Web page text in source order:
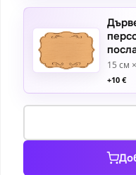
15 см
+10 €
количество
Давид